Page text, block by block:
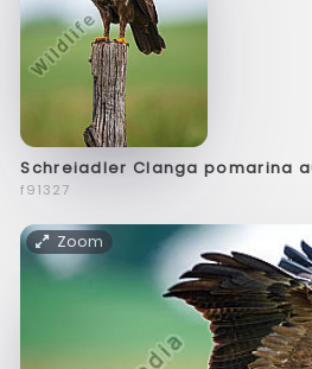
Schreiadler Clanga pomarina
f91327
Zoom